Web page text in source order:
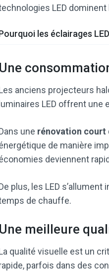
LED
les éclairages
Une
anciens projecteurs
luminaires LED offrent
une rénovation court
de manière
deviennent
plus, les LED
de chauffe.
Une meilleure
qualité visuelle est un
parfois dans des